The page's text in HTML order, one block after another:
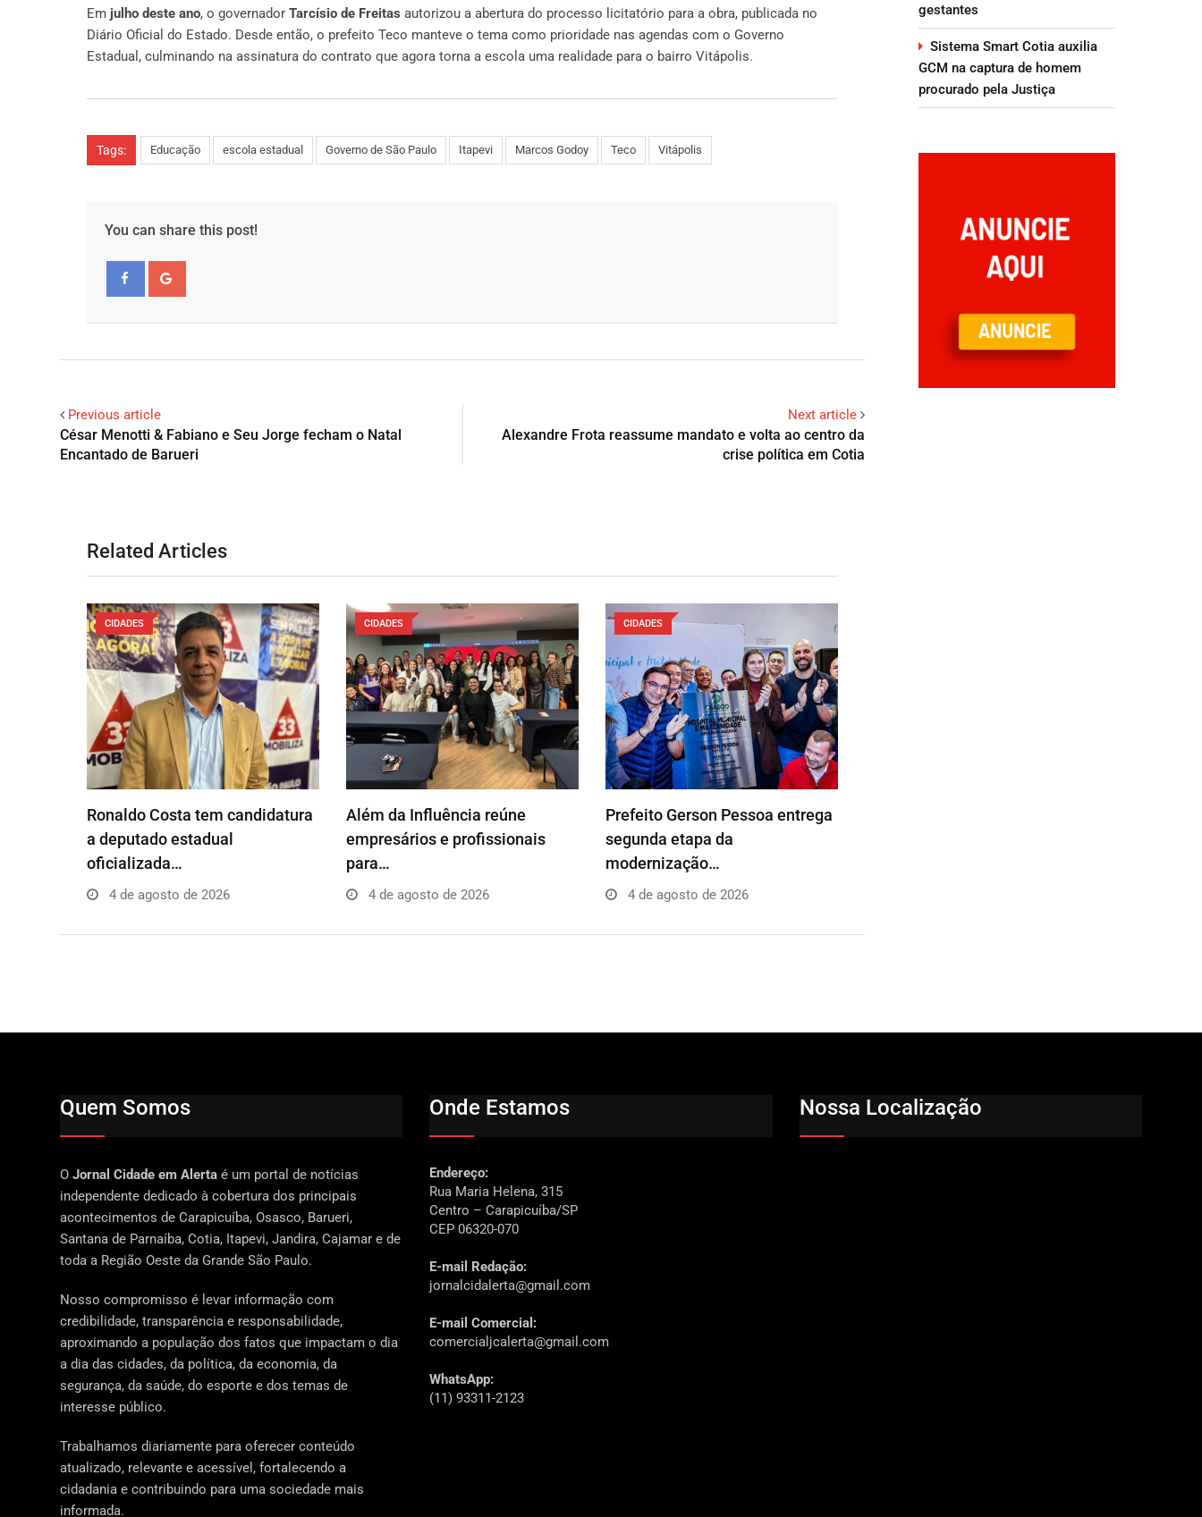
Em julho deste ano, o governador Tarcísio de Freitas autorizou a abertura do processo licitatório para a obra, publicada no
Diário Oficial do Estado. Desde então, o prefeito Teco manteve o tema como prioridade nas agendas com o Governo
Estadual, culminando na assinatura do contrato que agora torna a escola uma realidade para o bairro Vitápolis.
Tags: Educação escola estadual Governo de São Paulo Itapevi Marcos Godoy Teco Vitápolis
You can share this post!
Previous article
César Menotti & Fabiano e Seu Jorge fecham o Natal
Encantado de Barueri
Next article
Alexandre Frota reassume mandato e volta ao centro da
crise política em Cotia
Related Articles
CIDADES
Ronaldo Costa tem candidatura
a deputado estadual
oficializada…
4 de agosto de 2026
CIDADES
Além da Influência reúne
empresários e profissionais
para…
4 de agosto de 2026
CIDADES
Prefeito Gerson Pessoa entrega
segunda etapa da
modernização…
4 de agosto de 2026
gestantes
Sistema Smart Cotia auxilia
GCM na captura de homem
procurado pela Justiça
Quem Somos
O Jornal Cidade em Alerta é um portal de notícias
independente dedicado à cobertura dos principais
acontecimentos de Carapicuíba, Osasco, Barueri,
Santana de Parnaíba, Cotia, Itapevi, Jandira, Cajamar e de
toda a Região Oeste da Grande São Paulo.
Nosso compromisso é levar informação com
credibilidade, transparência e responsabilidade,
aproximando a população dos fatos que impactam o dia
a dia das cidades, da política, da economia, da
segurança, da saúde, do esporte e dos temas de
interesse público.
Trabalhamos diariamente para oferecer conteúdo
atualizado, relevante e acessível, fortalecendo a
cidadania e contribuindo para uma sociedade mais
informada.
Onde Estamos
Endereço:
Rua Maria Helena, 315
Centro – Carapicuíba/SP
CEP 06320-070
E-mail Redação:
jornalcidalerta@gmail.com
E-mail Comercial:
comercialjcalerta@gmail.com
WhatsApp:
(11) 93311-2123
Nossa Localização